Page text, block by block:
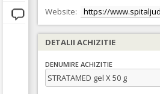
Website:
https://
DETALII ACHIZITIE
DENUMIRE ACHIZITIE
STRATAMED gel X 50 g